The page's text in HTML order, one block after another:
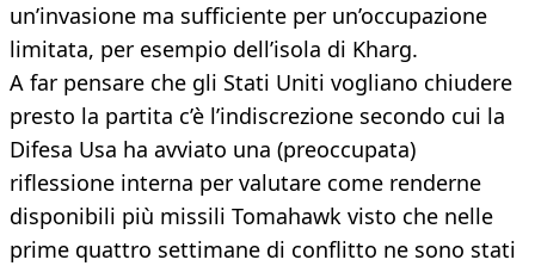
un’invasione ma sufficiente per un’occupazione
limitata, per esempio dell’isola di Kharg.
A far pensare che gli Stati Uniti vogliano chiudere
presto la partita c’è l’indiscrezione secondo cui la
Difesa Usa ha avviato una (preoccupata)
riflessione interna per valutare come renderne
disponibili più missili Tomahawk visto che nelle
prime quattro settimane di conflitto ne sono stati